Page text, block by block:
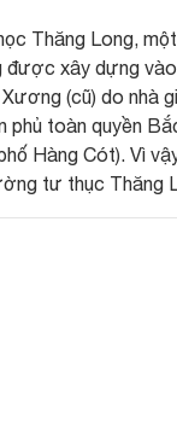
Thăng Long,
xây dựng
(cũ) do
phủ toàn quyền
Hàng Cót). Vì
tư thục Thăng